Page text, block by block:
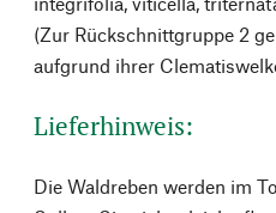
(Zur Rückschnittgruppe 2
aufgrund ihrer
Lieferhinweis:
Die Waldreben werden im